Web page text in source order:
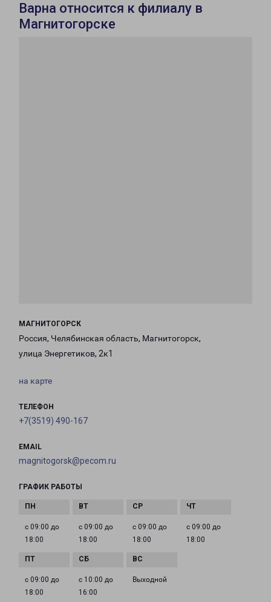
Варна относится к филиалу в
Магнитогорске
МАГНИТОГОРСК
Россия, Челябинская область, Магнитогорск,
улица Энергетиков, 2к1
на карте
ТЕЛЕФОН
+7(3519) 490-167
EMAIL
magnitogorsk@pecom.ru
ГРАФИК РАБОТЫ
с 09:00 до
18:00
с 09:00 до
18:00
с 09:00 до
18:00
с 09:00 до
18:00
с 09:00 до
18:00
с 10:00 до
16:00
Выходной